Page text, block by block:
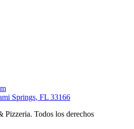
Springs, FL 33166
Pizzeria. Todos los derechos